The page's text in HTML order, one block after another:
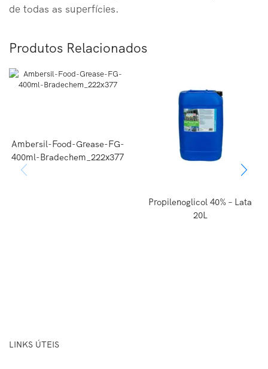
de todas as superfícies.
Produtos Relacionados
Ambersil-Food-Grease-FG-
400ml-Bradechem_222x377
Propilenoglicol 40% – Lata
20L
LINKS ÚTEIS